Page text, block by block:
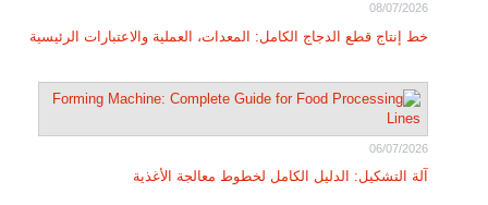
08/07/2026
خط إنتاج قطع الدجاج الكامل: المعدات، العملية والاعتبارات الرئيسية
06/07/2026
آلة التشكيل: الدليل الكامل لخطوط معالجة الأغذية